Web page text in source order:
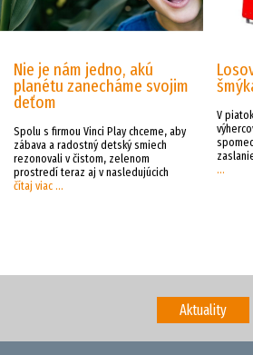
Nie je nám jedno, akú
planétu zanecháme svojim
deťom
Spolu s firmou Vinci Play chceme, aby
zábava a radostný detský smiech
rezonovali v čistom, zelenom
prostredí teraz aj v nasledujúcich
čítaj viac ...
V
...
Aktuality